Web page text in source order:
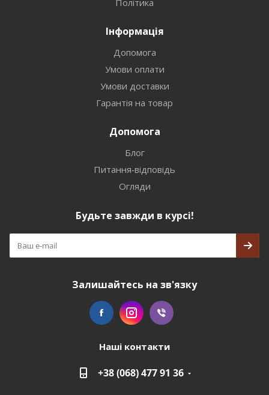
Політика
Інформація
Допомога
Умови оплати
Умови доставки
Гарантія на товар
Допомога
Блог
Питання-відповідь
Огляди
Будьте завжди в курсі!
Залишайтесь на зв'язку
Наші контакти
+38 (068) 477 91 36